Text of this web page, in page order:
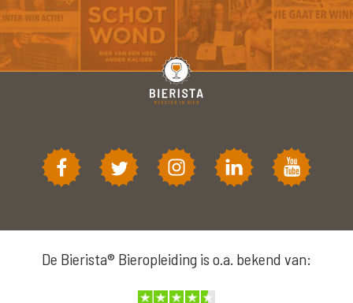
De Bierista® Bieropleiding is o.a. bekend van: